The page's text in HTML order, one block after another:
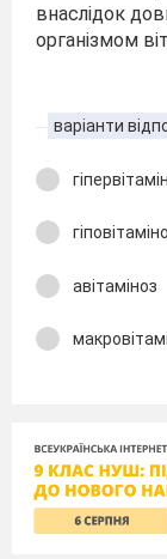
внаслідок
організмом
варіанти
авітаміноз